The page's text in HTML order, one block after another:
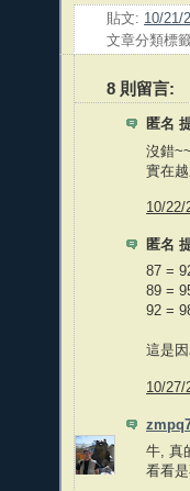
貼文: 10/21/
文章分類標
8 則留言:
匿名
沒錯
實在
10/22/
匿名
87 =
89 =
92 =
這是
10/27/
牛, 真
看看